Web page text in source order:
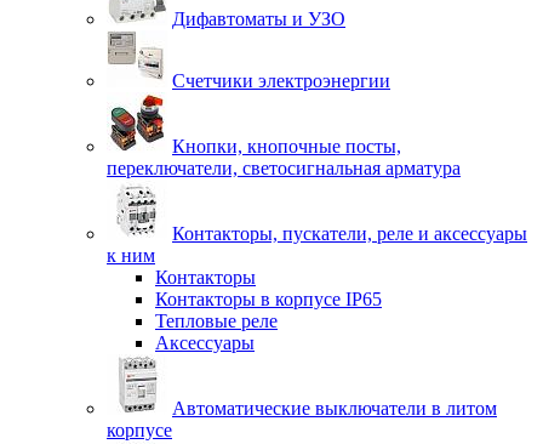
Дифавтоматы и УЗО
Счетчики электроэнергии
Кнопки, кнопочные посты,
переключатели, светосигнальная арматура
Контакторы, пускатели, реле и аксессуары
к ним
Контакторы
Контакторы в корпусе IP65
Тепловые реле
Аксессуары
Автоматические выключатели в литом
корпусе